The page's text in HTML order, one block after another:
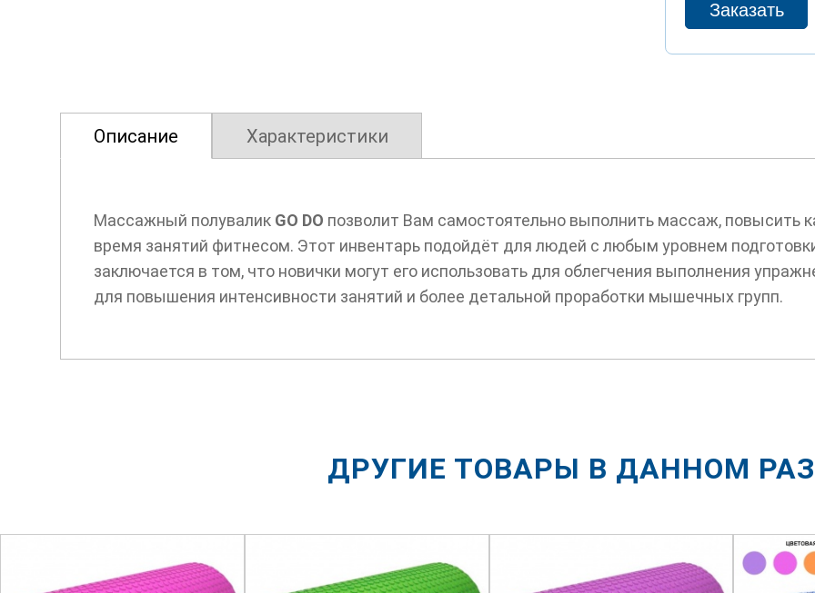
Описание Характеристики
Массажный полувалик GO DO позволит Вам самостоятельно выполнить массаж, повысить
время занятий фитнесом. Этот инвентарь подойдёт для людей с любым уровнем
заключается в том, что новички могут его использовать для облегчения выполнения
для повышения интенсивности занятий и более детальной проработки мышечных групп.
ДРУГИЕ ТОВАРЫ В ДАННОМ